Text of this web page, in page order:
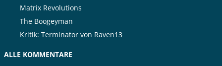
Matrix Revolutions
The Boogeyman
Kritik: Terminator von Raven13
ALLE KOMMENTARE